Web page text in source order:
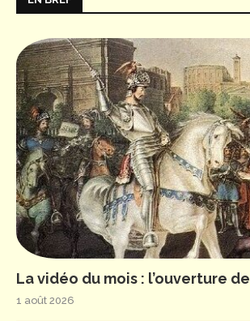
La vidéo du mois : l’ouverture de
1 août 2026